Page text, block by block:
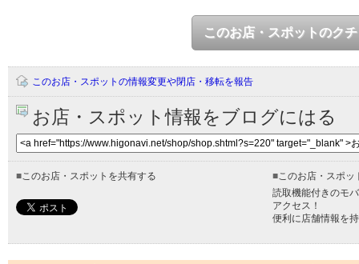
このお店・スポットのク
このお店・スポットの情報変更や閉店・移転を報告
お店・スポット情報をブログにはる
■このお店・スポットを共有する ■このお店・スポッ
読取機能付きのモ
アクセス！
便利に店舗情報を